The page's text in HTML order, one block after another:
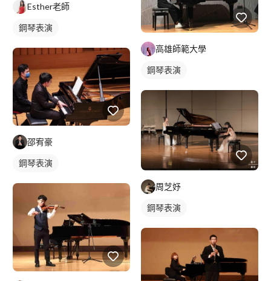
Esther老師
鋼琴表演
邵宥豪
鋼琴表演
高雄師範大學
鋼琴表演
周芝妤
鋼琴表演